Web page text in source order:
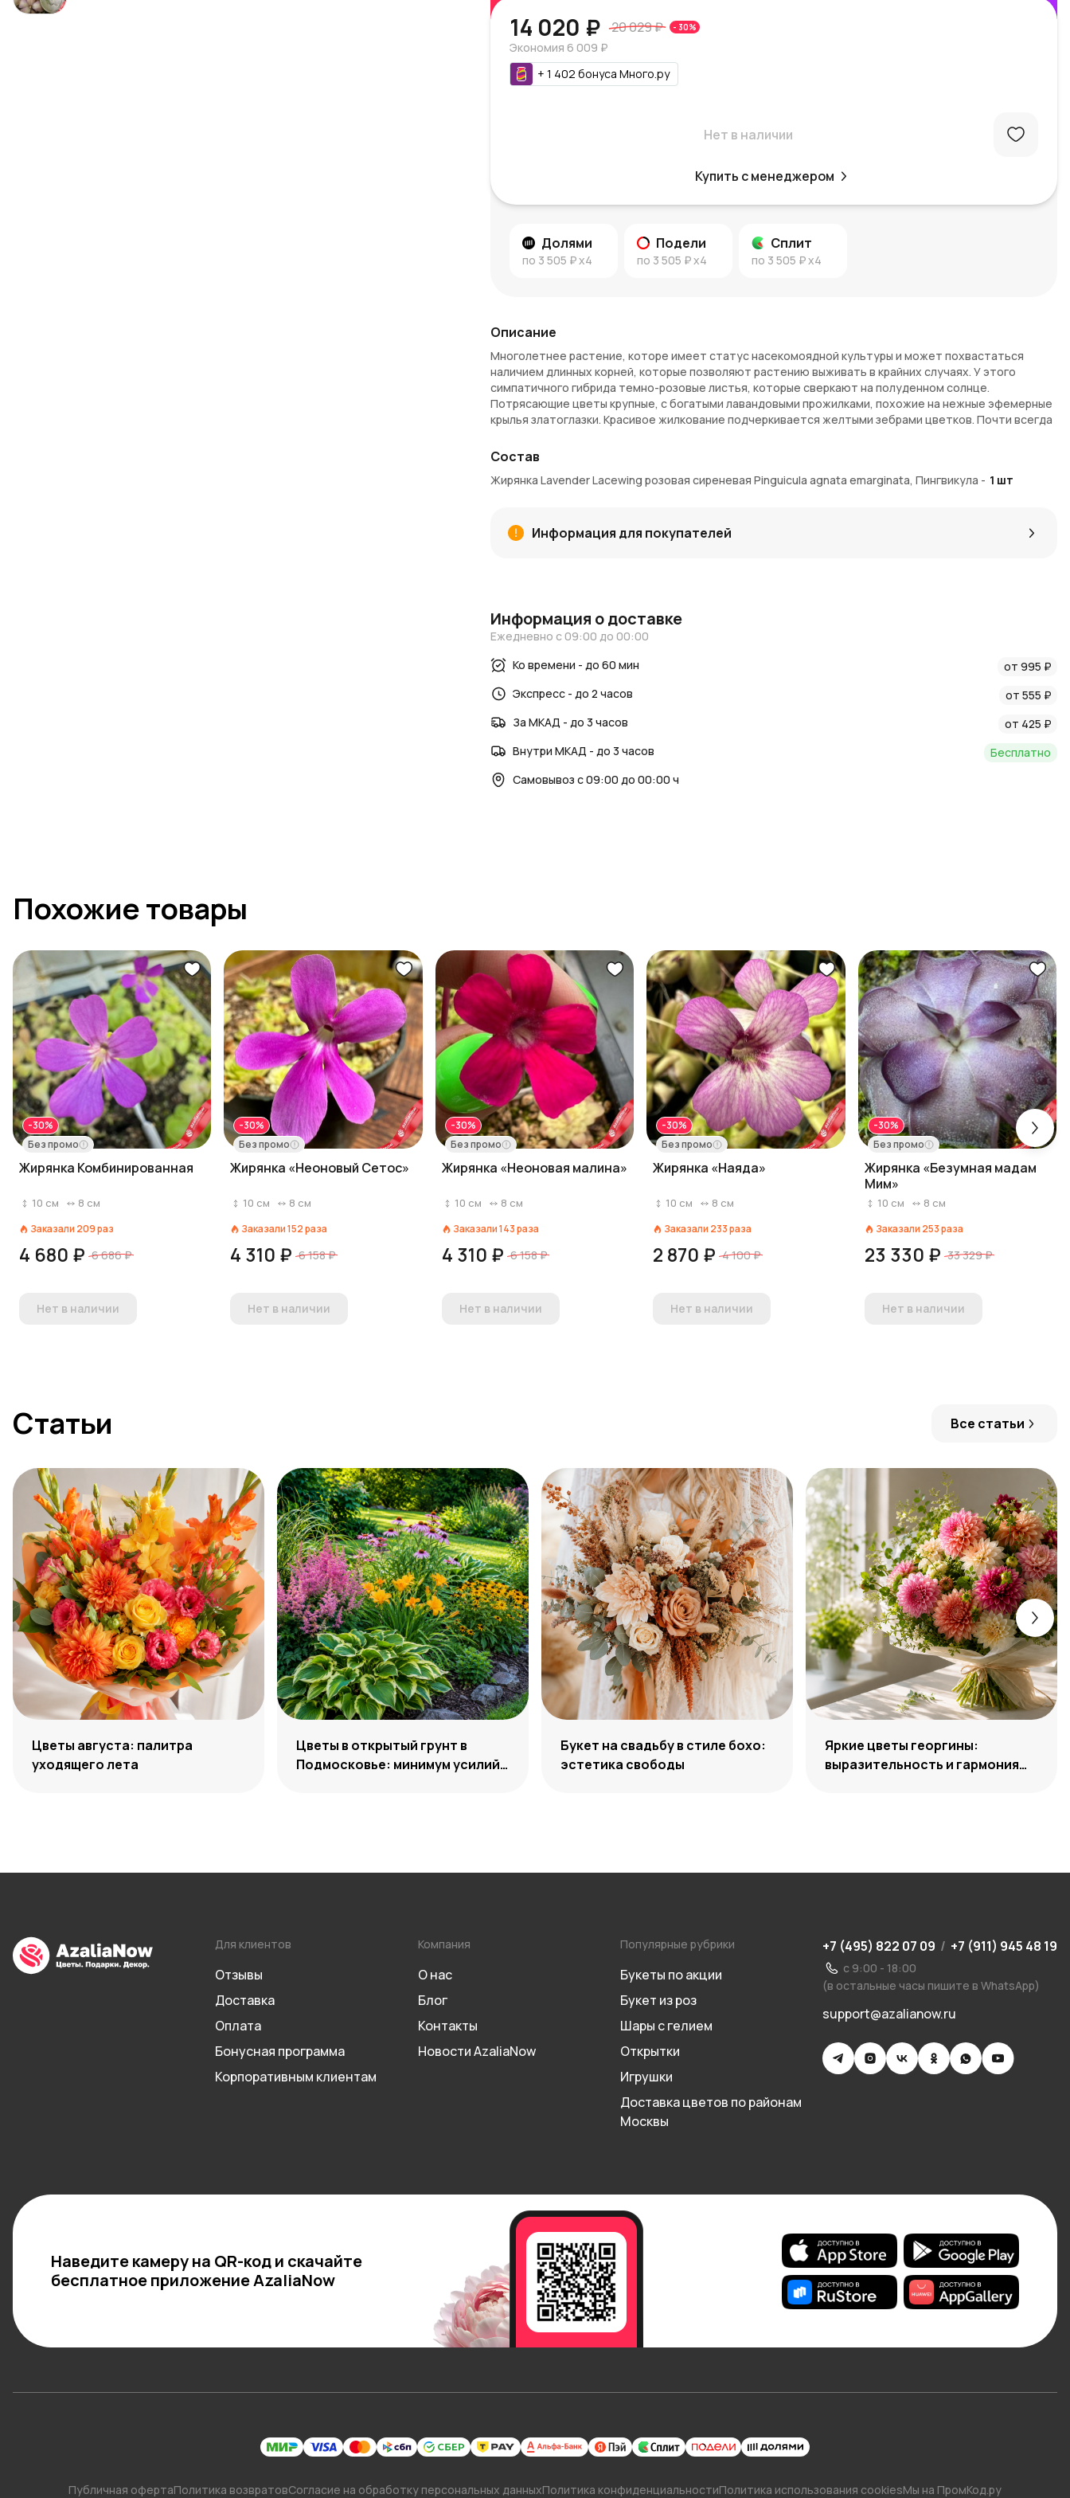
14 020 ₽ 20 029 ₽ - 30%
Экономия 6 009 ₽
+ 1 402 бонуса Много.ру
Нет в наличии
Купить с менеджером
Долями
по 3 505 ₽x4
Подели
по 3 505 ₽x4
Сплит
по 3 505 ₽x4
Описание
Многолетнее растение, которе имеет статус насекомоядной культуры и может похвастаться
наличием длинных корней, которые позволяют растению выживать в крайних случаях. У этого
симпатичного гибрида темно-розовые листья, которые сверкают на полуденном солнце.
Потрясающие цветы крупные, с богатыми лавандовыми прожилками, похожие на нежные эфемерные
крылья златоглазки. Красивое жилкование подчеркивается желтыми зебрами цветков. Почти всегда
флорариуме. Оно любит умеренный регулярный полив, свет и тепло. Зимой в спячку не впадает.
Внимание!Комнатные растения доступны по предзаказу. На доставку некоторых экземпляров
будет отличаться от изображения на сайте.
Состав
Жирянка Lavender Lacewing розовая сиреневая Pinguicula agnata emarginata, Пингвикула - 1 шт
Информация для покупателей
Информация о доставке
Ежедневно с 09:00 до 00:00
Ко времени - до 60 мин
от 995 ₽
Экспресс - до 2 часов
от 555 ₽
За МКАД - до 3 часов
от 425 ₽
Внутри МКАД - до 3 часов
Бесплатно
Самовывоз с 09:00 до 00:00 ч
Похожие товары
-30%
Без промо
Жирянка Комбинированная
10 см 8 см
Заказали 209раз
4 680 ₽ 6 686 ₽
Нет в наличии
-30%
Без промо
Жирянка «Неоновый Сетос»
10 см 8 см
Заказали152раза
4 310 ₽ 6 158 ₽
Нет в наличии
-30%
Без промо
Жирянка «Неоновая малина»
10 см 8 см
Заказали143раза
4 310 ₽ 6 158 ₽
Нет в наличии
-30%
Без промо
Жирянка «Наяда»
10 см 8 см
Заказали 233раза
2 870 ₽ 4 100 ₽
Нет в наличии
-30%
Без промо
Жирянка «Безумная мадам
Мим»
10 см 8 см
Заказали 253раза
23 330 ₽ 33 329 ₽
Нет в наличии
Статьи Все статьи
Цветы августа: палитра
уходящего лета
Цветы в открытый грунт в
Подмосковье: минимум усилий,
Букет на свадьбу в стиле бохо:
эстетика свободы
Яркие цветы георгины:
выразительность и гармония
Для клиентов
Отзывы
Доставка
Оплата
Бонусная программа
Корпоративным клиентам
Компания
О нас
Блог
Контакты
Новости AzaliaNow
Популярные рубрики
Букеты по акции
Букет из роз
Шары с гелием
Открытки
Игрушки
Доставка цветов по районам
Москвы
+7 (495) 822 07 09 / +7 (911) 945 48 19
с 9:00 - 18:00
(в остальные часы пишите в WhatsApp)
support@azalianow.ru
Наведите камеру на QR-код и скачайте
бесплатное приложение AzaliaNow
Публичная офертаПолитика возвратовСогласие на обработку персональных данныхПолитика конфиденциальностиПолитика использования cookiesМы на ПромКод.ру